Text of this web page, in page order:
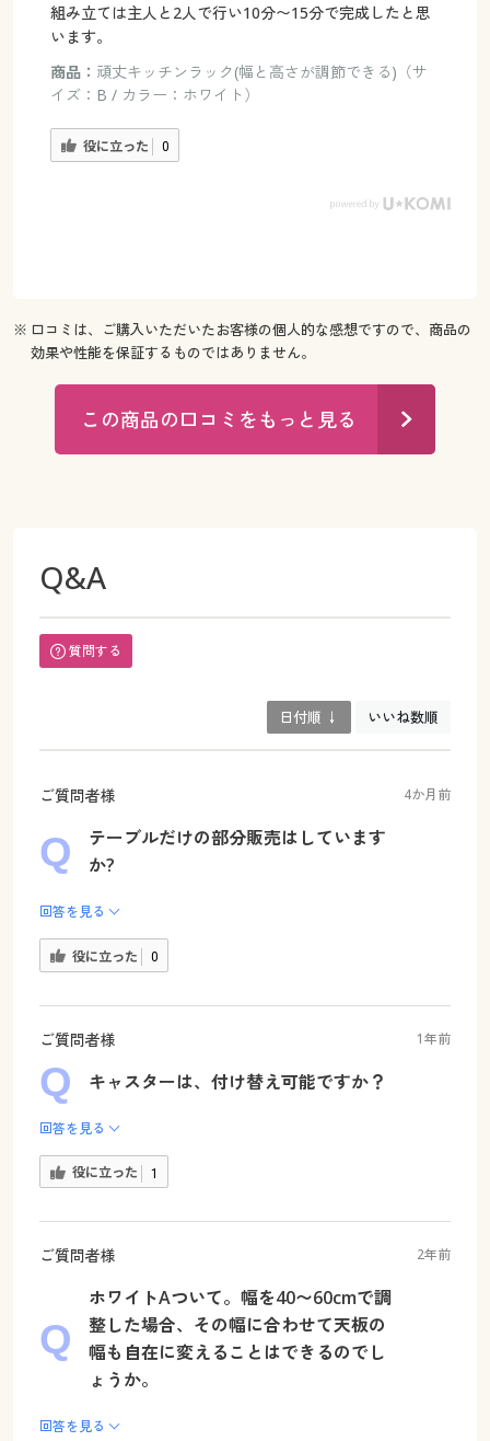
組み立ては主人と2人で行い10分〜15分で完成したと思
います。
商品： 頑丈キッチンラック(幅と高さが調節できる)（サ
イズ：B / カラー：ホワイト）
役に立った 0
※ 口コミは、ご購入いただいたお客様の個人的な感想ですので、商品の
効果や性能を保証するものではありません。
この商品の口コミをもっと見る
Q&A
質問する
日付順 ↓ いいね数順
ご質問者様 4か月前
テーブルだけの部分販売はしています
か?
回答を見る
役に立った 0
ご質問者様 1年前
キャスターは、付け替え可能ですか？
回答を見る
役に立った 1
ご質問者様 2年前
ホワイトAついて。幅を40〜60cmで調
整した場合、その幅に合わせて天板の
幅も自在に変えることはできるのでし
ょうか。
回答を見る